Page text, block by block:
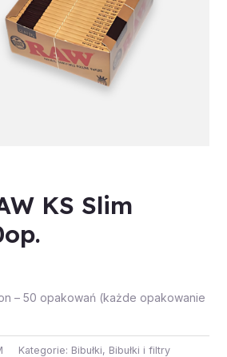
KS Slim
– 50 opakowań (każde opakowanie
Kategorie: Bibułki, Bibułki i filtry